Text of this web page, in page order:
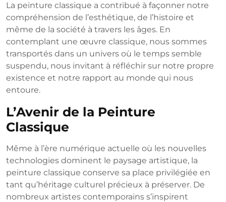
La peinture classique a contribué à façonner notre
compréhension de l’esthétique, de l’histoire et
même de la société à travers les âges. En
contemplant une œuvre classique, nous sommes
transportés dans un univers où le temps semble
suspendu, nous invitant à réfléchir sur notre propre
existence et notre rapport au monde qui nous
entoure.
L’Avenir de la Peinture
Classique
Même à l’ère numérique actuelle où les nouvelles
technologies dominent le paysage artistique, la
peinture classique conserve sa place privilégiée en
tant qu’héritage culturel précieux à préserver. De
nombreux artistes contemporains s’inspirent